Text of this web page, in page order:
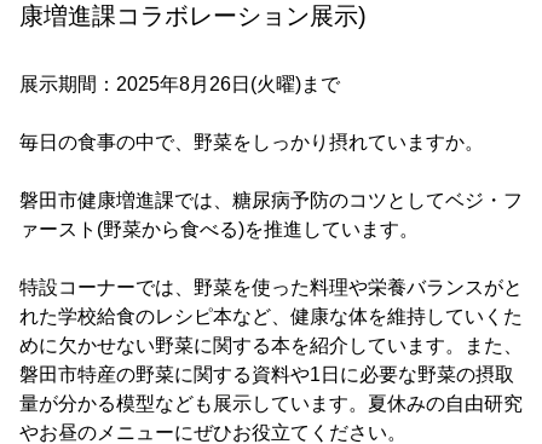
康増進課コラボレーション展示)
展示期間：2025年8月26日(火曜)まで
毎日の食事の中で、野菜をしっかり摂れていますか。
磐田市健康増進課では、糖尿病予防のコツとしてベジ・フ
ァースト(野菜から食べる)を推進しています。
特設コーナーでは、野菜を使った料理や栄養バランスがと
れた学校給食のレシピ本など、健康な体を維持していくた
めに欠かせない野菜に関する本を紹介しています。また、
磐田市特産の野菜に関する資料や1日に必要な野菜の摂取
量が分かる模型なども展示しています。夏休みの自由研究
やお昼のメニューにぜひお役立てください。